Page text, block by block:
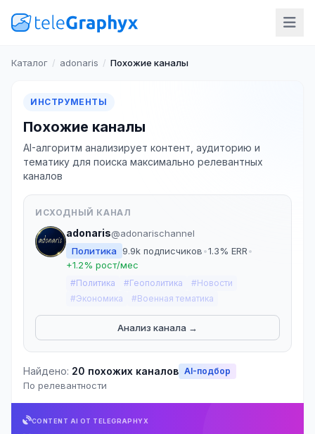
Каталог / adonaris / Похожие каналы
ИНСТРУМЕНТЫ
Похожие каналы
AI-алгоритм анализирует контент, аудиторию и
тематику для поиска максимально релевантных
каналов
ИСХОДНЫЙ КАНАЛ
adonaris@adonarischannel
Политика
9.9k подписчиков•1.3% ERR•
+1.2% рост/мес
#Политика #Геополитика
#Новости
#Экономика
#Военная тематика
Анализ канала →
Найдено: 20 похожих каналов AI-подбор
По релевантности
CONTENT AI ОТ TELEGRAPHYX